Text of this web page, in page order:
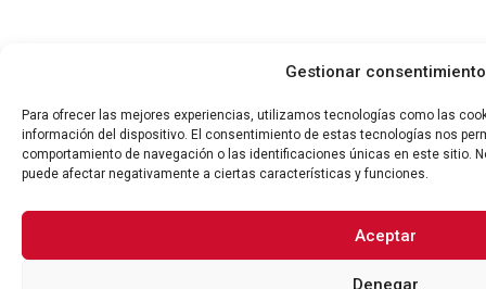
Gestionar consentimiento
Para ofrecer las mejores experiencias, utilizamos tecnologías como las
información del dispositivo. El consentimiento de estas tecnologías nos
comportamiento de navegación o las identificaciones únicas en este sitio.
puede afectar negativamente a ciertas características y funciones.
Aceptar
Denegar